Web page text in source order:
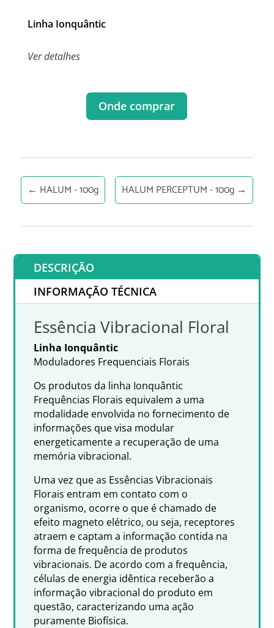
Linha Ionquântic
Ver detalhes
Onde comprar
← HALUM - 100g HALUM PERCEPTUM - 100g →
DESCRIÇÃO
INFORMAÇÃO TÉCNICA
Essência Vibracional Floral
Linha Ionquântic
Moduladores Frequenciais Florais
Os produtos da linha Ionquântic
Frequências Florais equivalem a uma
modalidade envolvida no fornecimento de
informações que visa modular
energeticamente a recuperação de uma
memória vibracional.
Uma vez que as Essências Vibracionais
Florais entram em contato com o
organismo, ocorre o que é chamado de
efeito magneto elétrico, ou seja, receptores
atraem e captam a informação contida na
forma de frequência de produtos
vibracionais. De acordo com a frequência,
células de energia idêntica receberão a
informação vibracional do produto em
questão, caracterizando uma ação
puramente Biofísica.